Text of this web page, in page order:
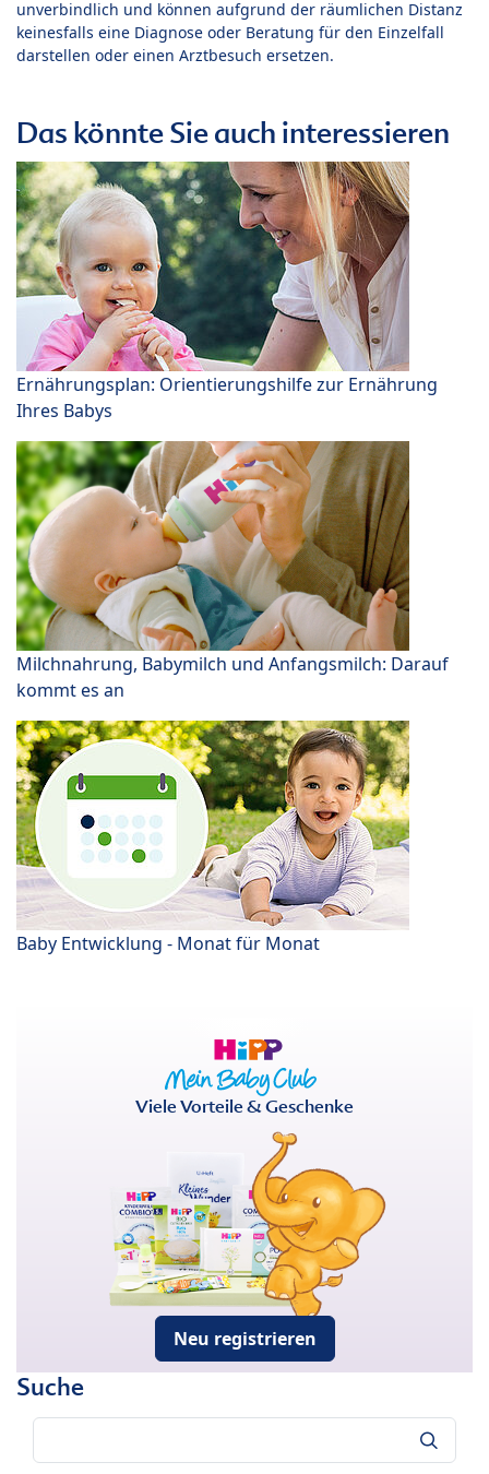
unverbindlich und können aufgrund der räumlichen Distanz
keinesfalls eine Diagnose oder Beratung für den Einzelfall
darstellen oder einen Arztbesuch ersetzen.
Das könnte Sie auch interessieren
Ernährungsplan: Orientierungshilfe zur Ernährung
Ihres Babys
Milchnahrung, Babymilch und Anfangsmilch: Darauf
kommt es an
Baby Entwicklung - Monat für Monat
Viele Vorteile & Geschenke
Neu registrieren
Suche